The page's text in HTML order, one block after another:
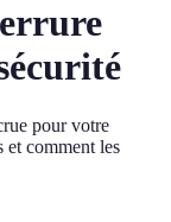
pour votre
et comment les